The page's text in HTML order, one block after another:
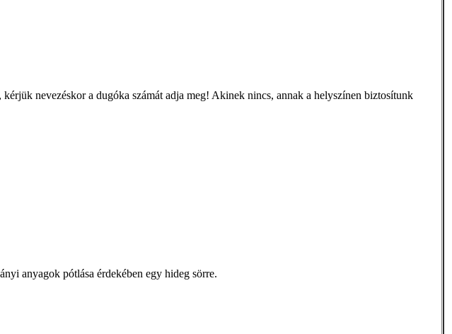
nevezéskor a dugóka számát adja meg! Akinek nincs, annak a helyszínen biztosítunk
anyagok pótlása érdekében egy hideg sörre.